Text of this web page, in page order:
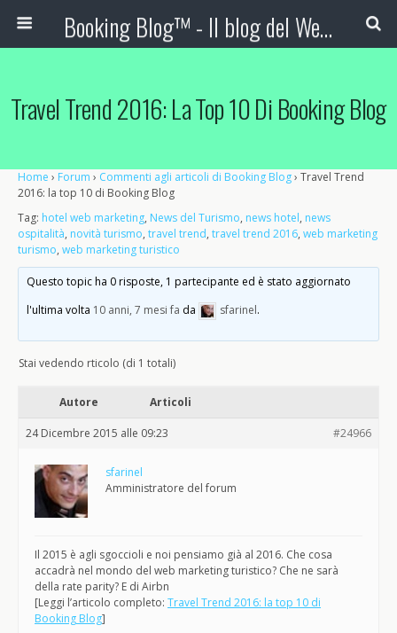
Booking Blog™ - Il blog del Web Marketing Turistico
Travel Trend 2016: La Top 10 Di Booking Blog
Home › Forum › Commenti agli articoli di Booking Blog› Travel Trend
2016: la top 10 di Booking Blog
Tag: hotel web marketing, News del Turismo, news hotel, news
ospitalità, novità turismo, travel trend, travel trend 2016, web marketing
turismo, web marketing turistico
Questo topic ha 0 risposte, 1 partecipante ed è stato aggiornato
l'ultima volta 10 anni, 7 mesi fa da sfarinel.
Stai vedendo rticolo (di 1 totali)
Autore Articoli
24 Dicembre 2015 alle 09:23 #24966
sfarinel
Amministratore del forum
Il 2015 è agli sgoccioli e noi pensiamo già al 2016. Che cosa
accadrà nel mondo del web marketing turistico? Che ne sarà
della rate parity? E di Airbn
[Leggi l’articolo completo: Travel Trend 2016: la top 10 di
Booking Blog]